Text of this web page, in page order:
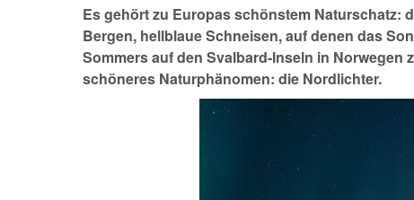
Es gehört zu Europas schönstem Naturschatz:
Bergen, hellblaue Schneisen, auf denen das
Sommers auf den Svalbard-Inseln in
schöneres Naturphänomen: die Nordlichter.